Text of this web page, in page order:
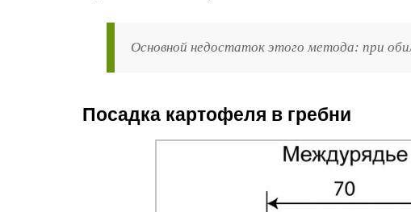
Основной недостаток этого метода: при
Посадка картофеля в гребни